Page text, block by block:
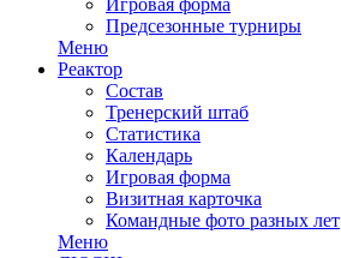
Игровая форма
Предсезонные турниры
Меню
Реактор
Состав
Тренерский штаб
Статистика
Календарь
Игровая форма
Визитная карточка
Командные фото разных лет
Меню